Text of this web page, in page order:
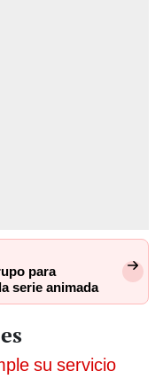
para
serie animada
su servicio